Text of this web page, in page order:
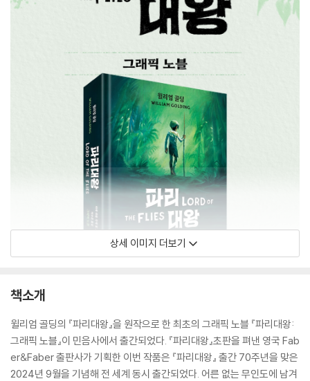
상세 이미지 더보기
책소개
윌리엄 골딩의 『파리대왕』을 원작으로 한 최초의 그래픽 노블 『파리대왕:
그래픽 노블』이 민음사에서 출간되었다. 『파리대왕』초판을 펴낸 영국 Fab
er&Faber 출판사가 기획한 이번 작품은 『파리대왕』 출간 70주년을 맞은
2024년 9월을 기념해 전 세계 동시 출간되었다. 어른 없는 무인도에 남겨